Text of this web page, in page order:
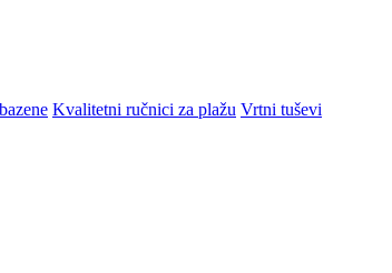
Kvalitetni ručnici za plažu Vrtni tuševi